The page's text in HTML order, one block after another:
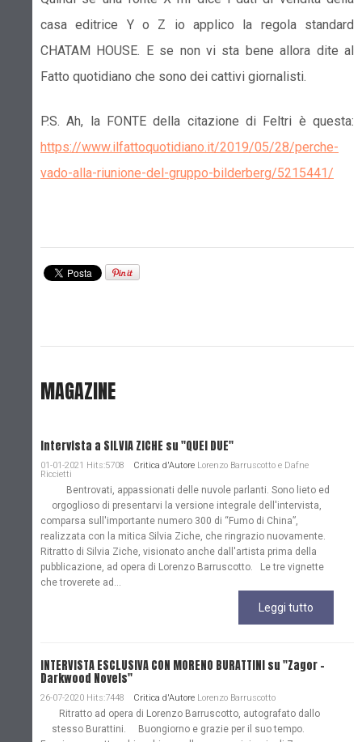
casa editrice Y o Z io applico la regola standard
CHATAM HOUSE. E se non vi sta bene allora dite al
Fatto quotidiano che sono dei cattivi giornalisti.
P.S. Ah, la FONTE della citazione di Feltri è questa:
https://www.ilfattoquotidiano.it/2019/05/28/perche-
vado-alla-riunione-del-gruppo-bilderberg/5215441/
MAGAZINE
Intervista a SILVIA ZICHE su "QUEI DUE"
01-01-2021 Hits:5708 Critica d'Autore Lorenzo Barruscotto e Dafne
Riccietti
Bentrovati, appassionati delle nuvole parlanti. Sono lieto ed
orgoglioso di presentarvi la versione integrale dell'intervista,
comparsa sull'importante numero 300 di “Fumo di China”,
realizzata con la mitica Silvia Ziche, che ringrazio nuovamente.
Ritratto di Silvia Ziche, visionato anche dall'artista prima della
pubblicazione, ad opera di Lorenzo Barruscotto. Le tre vignette
che troverete ad...
Leggi tutto
INTERVISTA ESCLUSIVA CON MORENO BURATTINI su "Zagor -
Darkwood Novels"
26-07-2020 Hits:7448 Critica d'Autore Lorenzo Barruscotto
Ritratto ad opera di Lorenzo Barruscotto, autografato dallo
stesso Burattini. Buongiorno e grazie per il suo tempo.